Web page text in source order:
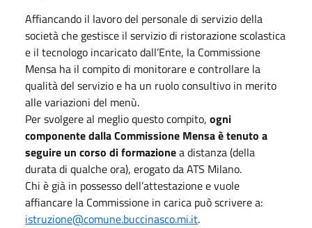
Affiancando il lavoro del personale di servizio della
società che gestisce il servizio di ristorazione scolastica
e il tecnologo incaricato dall’Ente, la Commissione
Mensa ha il compito di monitorare e controllare la
qualità del servizio e ha un ruolo consultivo in merito
alle variazioni del menù.
Per svolgere al meglio questo compito, ogni
componente dalla Commissione Mensa è tenuto a
seguire un corso di formazionea distanza (della
durata di qualche ora), erogato da ATS Milano.
Chi è già in possesso dell’attestazione e vuole
affiancare la Commissione in carica può scrivere a:
istruzione@comune.buccinasco.mi.it.